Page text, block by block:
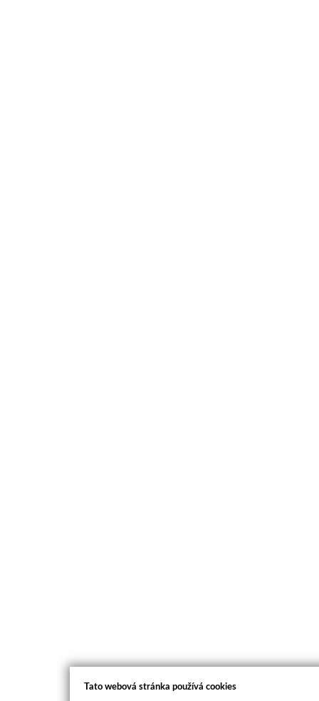
Tato webová stránka používá cookies